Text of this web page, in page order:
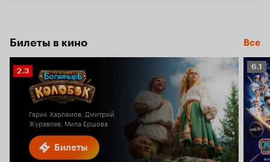
Билеты в кино Все
Билеты
Рейтинг
Кинопоиска
2.3
Гарик Харламов, Дмитрий
Журавлев, Мила Ершова
6.1
6.1